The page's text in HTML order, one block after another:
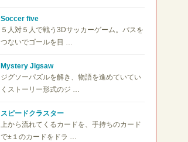
Soccer five
５人対５人で戦う3Dサッカーゲーム。パスを
つないでゴールを目 …
Mystery Jigsaw
ジグソーパズルを解き、物語を進めていてい
くストーリー形式のジ …
スピードクラスター
上から流れてくるカードを、手持ちのカード
で±１のカードをドラ …